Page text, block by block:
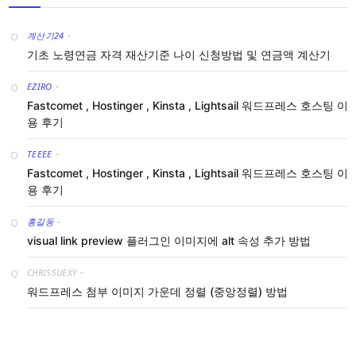
계산기24 -
기초 노령연금 자격 재산기준 나이 신청방법 및 연금액 계산기
EZIRO -
Fastcomet , Hostinger , Kinsta , Lightsail 워드프레스 호스팅 이
용 후기
TEEEE -
Fastcomet , Hostinger , Kinsta , Lightsail 워드프레스 호스팅 이
용 후기
홍길동 -
visual link preview 플러그인 이미지에 alt 속성 추가 방법
CHRISSUEXY -
워드프레스 첨부 이미지 가운데 정렬 (중앙정렬) 방법